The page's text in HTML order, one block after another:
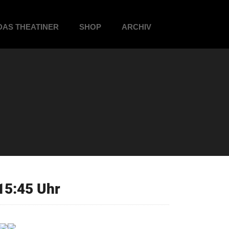
THEATINER SHOP ARCHIV
Uhr